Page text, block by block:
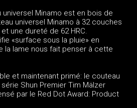
Minamo est en bois de
universel Minamo à 32 couches
une dureté de 62 HRC.
«surface sous la pluie» en
la lame nous fait penser à cette
et maintenant primé: le couteau
Shun Premier Tim Mälzer
par le Red Dot Award: Product